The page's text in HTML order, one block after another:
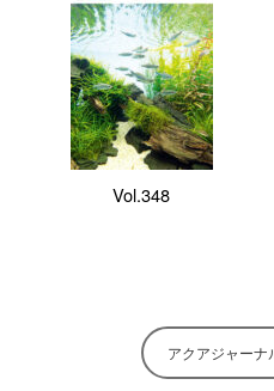
Vol.348
アクアジャーナ